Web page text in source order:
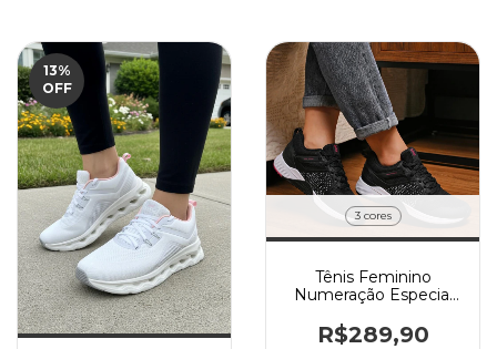
13%
OFF
3 cores
Tênis Feminino
Numeração Especial
físicas e Cross Training
R$289,90